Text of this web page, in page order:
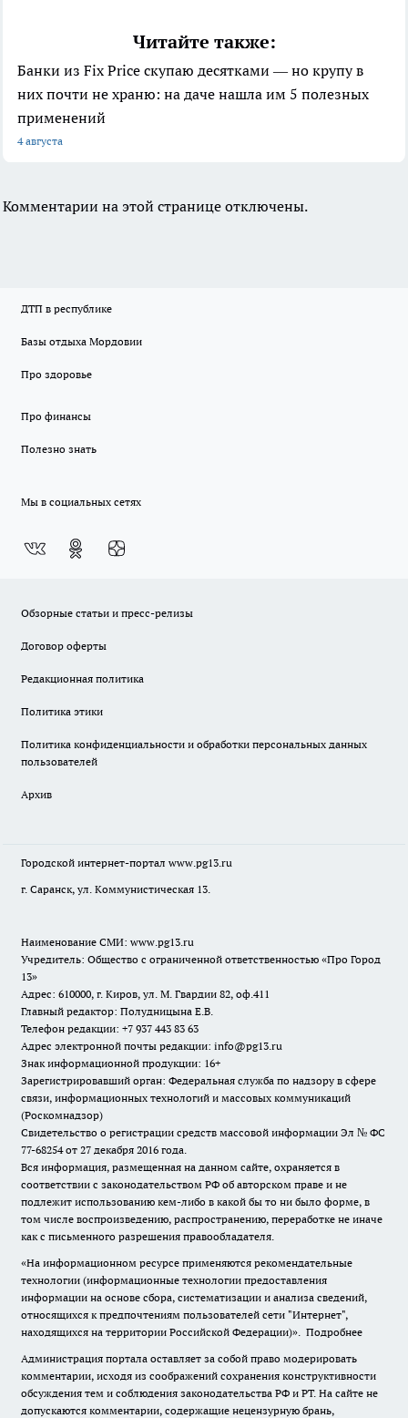
Читайте также:
Банки из Fix Price скупаю десятками — но крупу в
них почти не храню: на даче нашла им 5 полезных
применений
4 августа
Комментарии на этой странице отключены.
ДТП в республике
Базы отдыха Мордовии
Про здоровье
Про финансы
Полезно знать
Мы в социальных сетях
Обзорные статьи и пресс-релизы
Договор оферты
Редакционная политика
Политика этики
Политика конфиденциальности и обработки персональных данных
пользователей
Архив
Городской интернет-портал www.pg13.ru
г. Саранск, ул. Коммунистическая 13.
Наименование СМИ: www.pg13.ru
Учредитель: Общество с ограниченной ответственностью «Про Город
13»
Адрес: 610000, г. Киров, ул. М. Гвардии 82, оф.411
Главный редактор: Полудницына Е.В.
Телефон редакции: +7 937 443 83 63
Адрес электронной почты редакции: info@pg13.ru
Знак информационной продукции: 16+
Зарегистрировавший орган: Федеральная служба по надзору в сфере
связи, информационных технологий и массовых коммуникаций
(Роскомнадзор)
Свидетельство о регистрации средств массовой информации Эл № ФС
77-68254 от 27 декабря 2016 года.
Вся информация, размещенная на данном сайте, охраняется в
соответствии с законодательством РФ об авторском праве и не
подлежит использованию кем-либо в какой бы то ни было форме, в
том числе воспроизведению, распространению, переработке не иначе
как с письменного разрешения правообладателя.
«На информационном ресурсе применяются рекомендательные
технологии (информационные технологии предоставления
информации на основе сбора, систематизации и анализа сведений,
относящихся к предпочтениям пользователей сети "Интернет",
находящихся на территории Российской Федерации)». Подробнее
Администрация портала оставляет за собой право модерировать
комментарии, исходя из соображений сохранения конструктивности
обсуждения тем и соблюдения законодательства РФ и РТ. На сайте не
допускаются комментарии, содержащие нецензурную брань,